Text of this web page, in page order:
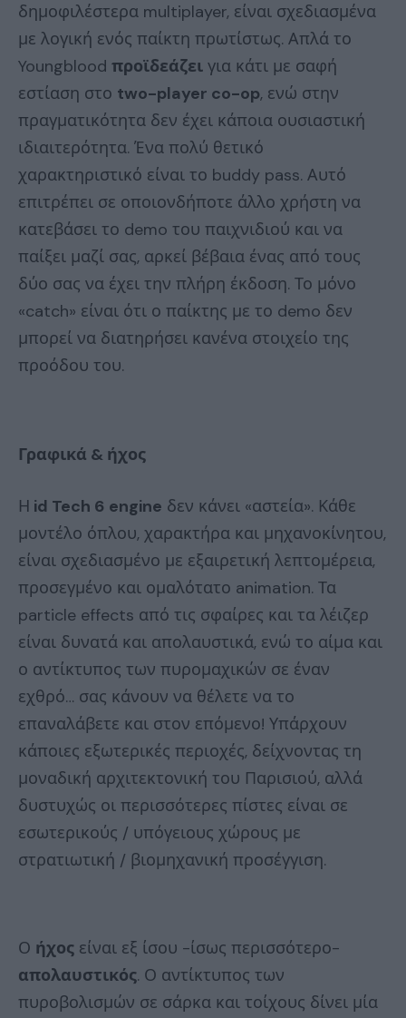
δημοφιλέστερα multiplayer, είναι σχεδιασμένα
με λογική ενός παίκτη πρωτίστως. Απλά το
Youngblood προϊδεάζει για κάτι με σαφή
εστίαση στο two-player co-op, ενώ στην
πραγματικότητα δεν έχει κάποια ουσιαστική
ιδιαιτερότητα. Ένα πολύ θετικό
χαρακτηριστικό είναι το buddy pass. Αυτό
επιτρέπει σε οποιονδήποτε άλλο χρήστη να
κατεβάσει το demo του παιχνιδιού και να
παίξει μαζί σας, αρκεί βέβαια ένας από τους
δύο σας να έχει την πλήρη έκδοση. Το μόνο
«catch» είναι ότι ο παίκτης με το demo δεν
μπορεί να διατηρήσει κανένα στοιχείο της
προόδου του.
Γραφικά & ήχος
Η id Tech 6 engine δεν κάνει «αστεία». Κάθε
μοντέλο όπλου, χαρακτήρα και μηχανοκίνητου,
είναι σχεδιασμένο με εξαιρετική λεπτομέρεια,
προσεγμένο και ομαλότατο animation. Τα
particle effects από τις σφαίρες και τα λέιζερ
είναι δυνατά και απολαυστικά, ενώ το αίμα και
ο αντίκτυπος των πυρομαχικών σε έναν
εχθρό… σας κάνουν να θέλετε να το
επαναλάβετε και στον επόμενο! Υπάρχουν
κάποιες εξωτερικές περιοχές, δείχνοντας τη
μοναδική αρχιτεκτονική του Παρισιού, αλλά
δυστυχώς οι περισσότερες πίστες είναι σε
εσωτερικούς / υπόγειους χώρους με
στρατιωτική / βιομηχανική προσέγγιση.
Ο ήχος είναι εξ ίσου -ίσως περισσότερο-
απολαυστικός. Ο αντίκτυπος των
πυροβολισμών σε σάρκα και τοίχους δίνει μία